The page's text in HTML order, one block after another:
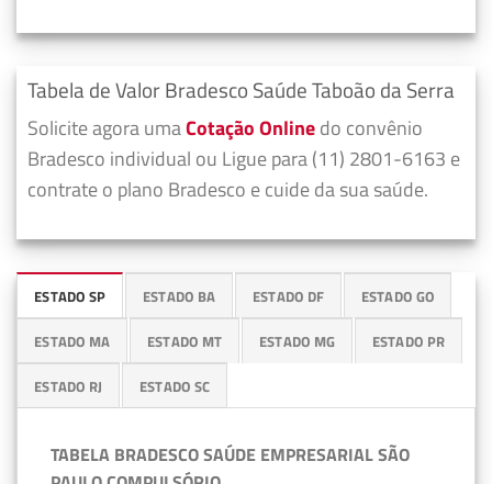
Tabela de Valor Bradesco Saúde Taboão da Serra
Solicite agora umaCotação Onlinedo convênio
Bradesco individual ou Ligue para (11) 2801-6163 e
contrate o plano Bradesco e cuide da sua saúde.
ESTADO SP ESTADO BA ESTADO DF ESTADO GO
ESTADO MA ESTADO MT ESTADO MG ESTADO PR
ESTADO RJ ESTADO SC
TABELA BRADESCO SAÚDE EMPRESARIAL SÃO